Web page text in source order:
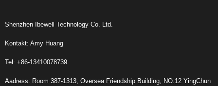
Shenzhen Ibewell Technology Co. Ltd.
Kontakt: Amy Huang
Tel: +86-13410078739
Aadress: Room 387-1313, Oversea Friendship Building, NO.12 YingChun